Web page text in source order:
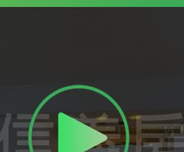
C 善導寺站 - 出口4
D 台大醫院站 - 出口4
E 東門站 - 出口1